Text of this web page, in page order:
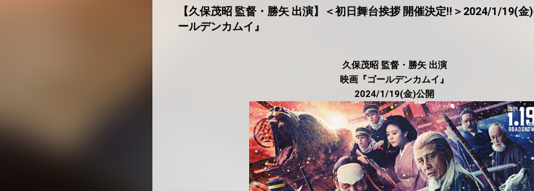
【久保茂昭 監督・勝矢 出演】＜初日舞台挨拶 開催決定!!＞2024/1/19(金
ールデンカムイ』
久保茂昭 監督・勝矢 出演
映画『ゴールデンカムイ』
2024/1/19(金)公開